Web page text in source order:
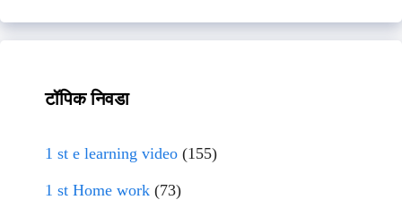
टॉपिक निवडा
1 st e learning video (155)
1 st Home work (73)